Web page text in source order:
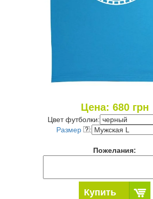
Цена: 680грн
Цвет футболки:
Размер
:
Пожелания:
Купить